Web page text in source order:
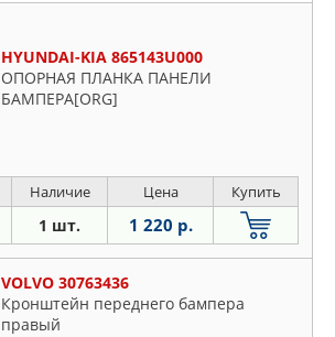
HYUNDAI-KIA 865143U000
ОПОРНАЯ ПЛАНКА ПАНЕЛИ
БАМПЕРА[ORG]
Наличие Цена Купить
1 шт. 1 220 р.
VOLVO 30763436
Кронштейн переднего бампера
правый